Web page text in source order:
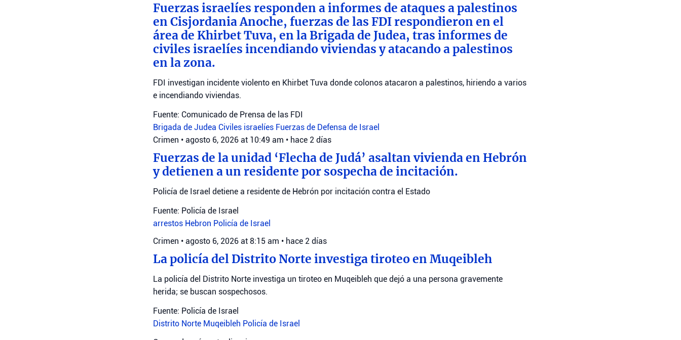
Fuerzas israelíes responden a informes de ataques a palestinos
en Cisjordania Anoche, fuerzas de las FDI respondieron en el
área de Khirbet Tuva, en la Brigada de Judea, tras informes de
civiles israelíes incendiando viviendas y atacando a palestinos
en la zona.
FDI investigan incidente violento en Khirbet Tuva donde colonos atacaron a palestinos, hiriendo a varios
e incendiando viviendas.
Fuente: Comunicado de Prensa de las FDI
Brigada de Judea Civiles israelíes Fuerzas de Defensa de Israel
Crimen • agosto 6, 2026 at 10:49 am • hace 2 días
Fuerzas de la unidad ‘Flecha de Judá’ asaltan vivienda en Hebrón
y detienen a un residente por sospecha de incitación.
Policía de Israel detiene a residente de Hebrón por incitación contra el Estado
Fuente: Policía de Israel
arrestos Hebron Policía de Israel
Crimen • agosto 6, 2026 at 8:15 am • hace 2 días
La policía del Distrito Norte investiga tiroteo en Muqeibleh
La policía del Distrito Norte investiga un tiroteo en Muqeibleh que dejó a una persona gravemente
herida; se buscan sospechosos.
Fuente: Policía de Israel
Distrito Norte Muqeibleh Policía de Israel